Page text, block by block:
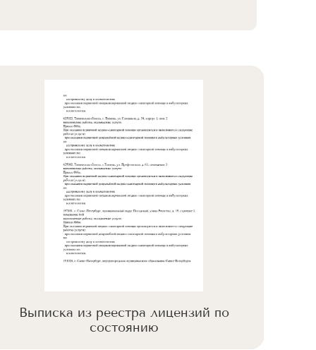
Выписка из реестра лицензий по
состоянию